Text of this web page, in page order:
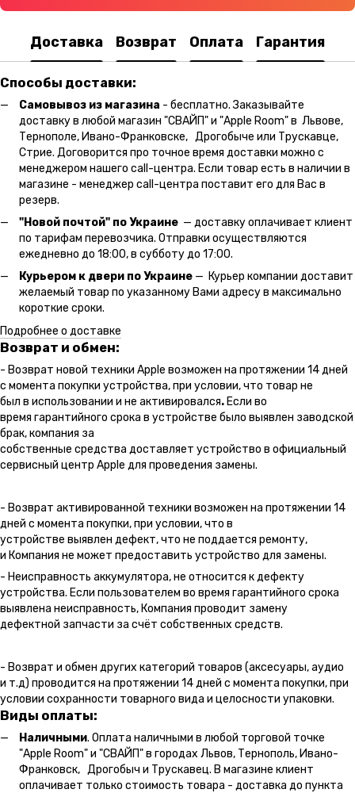
Доставка Возврат Оплата Гарантия
Способы доставки:
Самовывоз из магазина - бесплатно. Заказывайте
доставку в любой магазин "СВАЙП" и "Apple Room" в Львове,
Тернополе, Ивано-Франковске, Дрогобыче или Трускавце,
Стрие. Договорится про точное время доставки можно с
менеджером нашего call-центра. Если товар есть в наличии в
магазине - менеджер call-центра поставит его для Вас в
резерв.
"Новой почтой" по Украине — доставку оплачивает клиент
по тарифам перевозчика. Отправки осуществляются
ежедневно до 18:00, в субботу до 17:00.
Курьером к двери по Украине — Курьер компании доставит
желаемый товар по указанному Вами адресу в максимально
короткие сроки.
Подробнее о доставке
Возврат и обмен:
- Возврат новой техники Apple возможен на протяжении 14 дней
с момента покупки устройства, при условии, что товар не
был в использовании и не активировался. Если во
время гарантийного срока в устройстве было выявлен заводской
брак, компания за
собственные средства доставляет устройство в официальный
сервисный центр Apple для проведения замены.
- Возврат активированной техники возможен на протяжении 14
дней с момента покупки, при условии, что в
устройстве выявлен дефект, что не поддается ремонту,
и Компания не может предоставить устройство для замены.
- Неисправность аккумулятора, не относится к дефекту
устройства. Если пользователем во время гарантийного срока
выявлена неисправность, Компания проводит замену
дефектной запчасти за счёт собственных средств.
- Возврат и обмен других категорий товаров (аксесуары, аудио
и т.д) проводится на протяжении 14 дней с момента покупки, при
условии сохранности товарного вида и целосности упаковки.
Виды оплаты:
Наличными. Оплата наличными в любой торговой точке
"Apple Room" и "СВАЙП" в городах Львов, Тернополь, Ивано-
Франковск, Дрогобыч и Трускавец. В магазине клиент
оплачивает только стоимость товара - доставка до пункта